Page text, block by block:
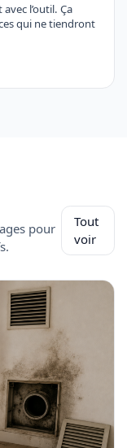
l’outil. Ça
qui ne tiendront
pour
Tout
voir